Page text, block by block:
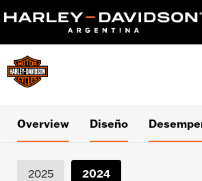
Overview Diseño
2025 2024